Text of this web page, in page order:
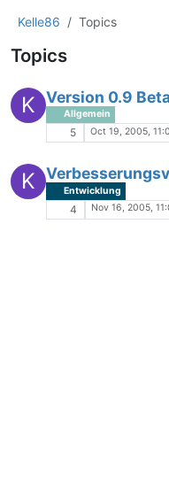
Kelle86 Topics
Topics
K Version 0.9
Allgemein
5 Oct 19, 2005,
K Entwicklung
4 Nov 16, 2005,